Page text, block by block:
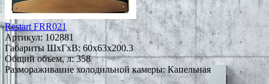
Restart FRR021
Артикул:102881
Габариты ШxГxВ: 60x63x200.3
Общий объем, л: 358
Размораживание холодильной камеры: Капельная